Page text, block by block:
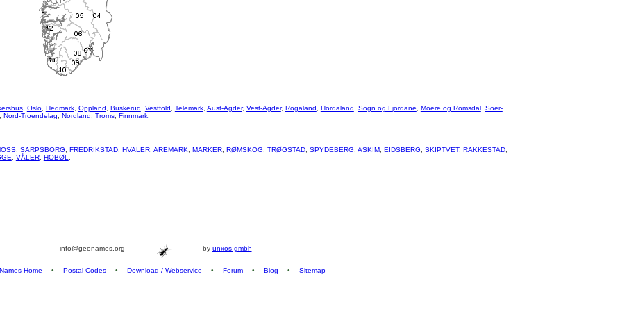
, Oslo, Hedmark, Oppland Buskerud Vestfold Telemark, Aust-Agder, Vest-Agder, Rogaland Hordaland Sogn og Fjordane Moere og Romsdal, Soer-
Nord-Troendelag Nordland Troms, Finnmark,
, SARPSBORG FREDRIKSTAD, HVALER, AREMARK MARKER, RØMSKOG TRØGSTAD, SPYDEBERG ASKIM, EIDSBERG SKIPTVET, RAKKESTAD,
VÅLER, HOBØL
info@geonames.org by unxos gmbh
Home • Postal Codes • Download / Webservice • Forum • Blog • Sitemap